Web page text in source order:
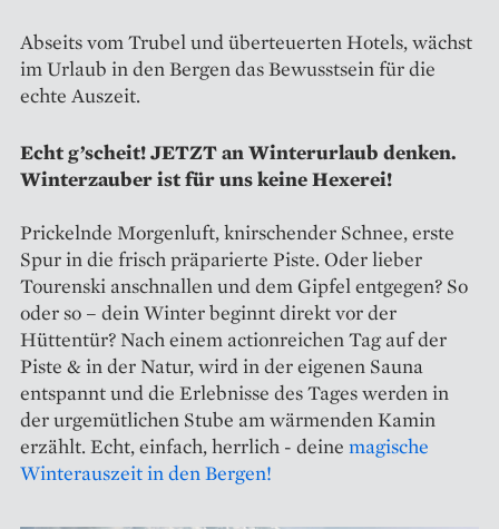
Abseits vom Trubel und überteuerten Hotels, wächst
im Urlaub in den Bergen das Bewusstsein für die
echte Auszeit.
Echt g’scheit! JETZT an Winterurlaub denken.
Winterzauber ist für uns keine Hexerei!
Prickelnde Morgenluft, knirschender Schnee, erste
Spur in die frisch präparierte Piste. Oder lieber
Tourenski anschnallen und dem Gipfel entgegen? So
oder so – dein Winter beginnt direkt vor der
Hüttentür? Nach einem actionreichen Tag auf der
Piste & in der Natur, wird in der eigenen Sauna
entspannt und die Erlebnisse des Tages werden in
der urgemütlichen Stube am wärmenden Kamin
erzählt. Echt, einfach, herrlich - deine magische
Winterauszeit in den Bergen!